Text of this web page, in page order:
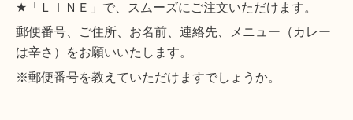
★ 「ＬＩＮＥ」で、スムーズにご注文いただけます。
郵便番号、ご住所、お名前、連絡先、メニュー（カレー
は辛さ）をお願いいたします。
※郵便番号を教えていただけますでしょうか。